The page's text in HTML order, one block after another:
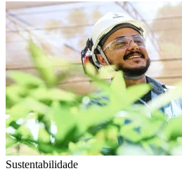
Sustentabilidade